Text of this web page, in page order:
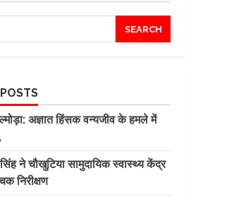
SEARCH
अज्ञात हिंसक वन्यजीव के हमले में
ने चौखुटिया सामुदायिक स्वास्थ्य केंद्र
निरीक्षण